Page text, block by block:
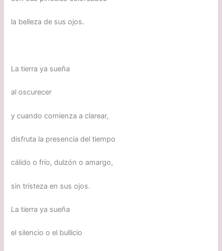
la belleza de sus ojos.
La tierra ya sueña
al oscurecer
y cuando comienza a clarear,
disfruta la presencia del tiempo
cálido o frío, dulzón o amargo,
sin tristeza en sus ojos.
La tierra ya sueña
el silencio o el bullicio